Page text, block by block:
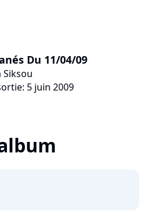
Du 11/04/09
Siksou
5 juin 2009